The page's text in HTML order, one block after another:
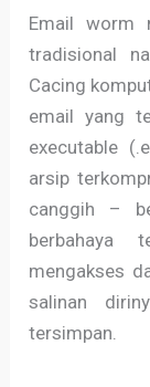
Email worm
tradisional
Cacing
email yang
executable
arsip
canggih –
berbahaya
mengakses
salinan
tersimpan.